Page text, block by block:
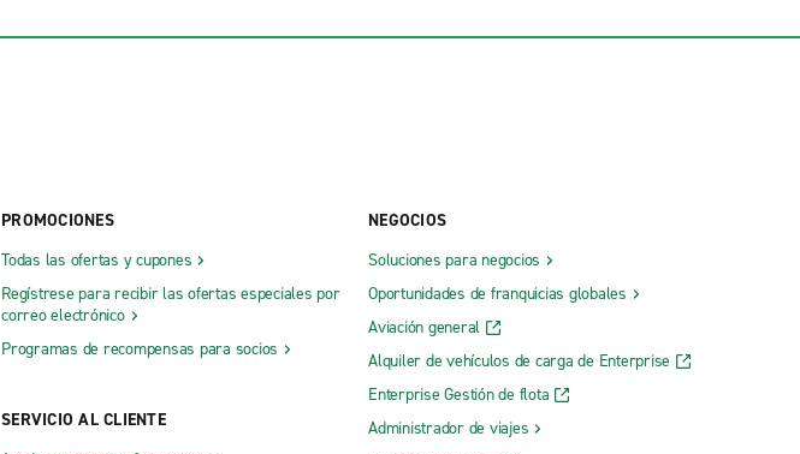
PROMOCIONES
Todas las ofertas y cupones
Regístrese para recibir las ofertas especiales por
correo electrónico
Programas de recompensas para socios
SERVICIO AL CLIENTE
NEGOCIOS
Soluciones para negocios
Oportunidades de franquicias globales
Aviación general
Alquiler de vehículos de carga de Enterprise
Enterprise Gestión de flota
Administrador de viajes